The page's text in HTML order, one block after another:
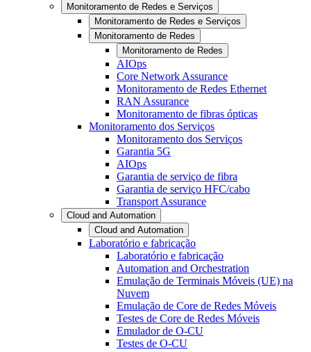
Monitoramento de Redes e Serviços
Monitoramento de Redes e Serviços
Monitoramento de Redes
Monitoramento de Redes
AIOps
Core Network Assurance
Monitoramento de Redes Ethernet
RAN Assurance
Monitoramento de fibras ópticas
Monitoramento dos Serviços
Monitoramento dos Serviços
Garantia 5G
AIOps
Garantia de serviço de fibra
Garantia de serviço HFC/cabo
Transport Assurance
Cloud and Automation
Cloud and Automation
Laboratório e fabricação
Laboratório e fabricação
Automation and Orchestration
Emulação de Terminais Móveis (UE) na
Nuvem
Emulação de Core de Redes Móveis
Testes de Core de Redes Móveis
Emulador de O-CU
Testes de O-CU